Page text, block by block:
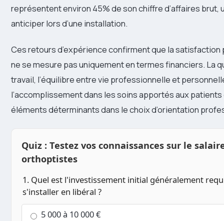
représentent environ 45% de son chiffre d’affaires brut,
anticiper lors d’une installation.
Ces retours d’expérience confirment que la
ne se mesure pas uniquement en termes financiers. La
travail, l’équilibre entre vie professionnelle et
l’accomplissement dans les soins apportés aux
éléments déterminants dans le choix d’orientation
Quiz : Testez vos connaissances sur le
orthoptistes
1. Quel est l'investissement initial généralement
s'installer en libéral ?
5 000 à 10 000 €